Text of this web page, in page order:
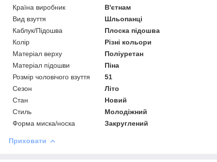
Країна виробник
В'єтнам
Вид взуття
Шльопанці
Каблук/Підошва
Плоска підошва
Колір
Різні кольори
Матеріал верху
Поліуретан
Матеріал підошви
Піна
Розмір чоловічого взуття
51
Сезон
Літо
Стан
Новий
Стиль
Молодіжний
Форма миска/носка
Закруглений
Приховати